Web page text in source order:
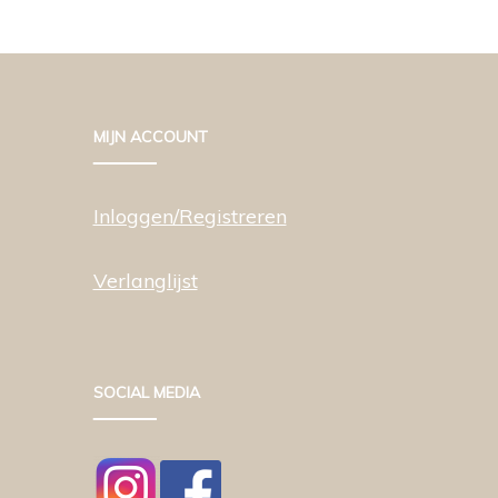
MIJN ACCOUNT
Inloggen/Registreren
Verlanglijst
SOCIAL MEDIA